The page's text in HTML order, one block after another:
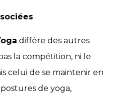
diffère des autres
la compétition, ni le
celui de se maintenir en
de yoga,